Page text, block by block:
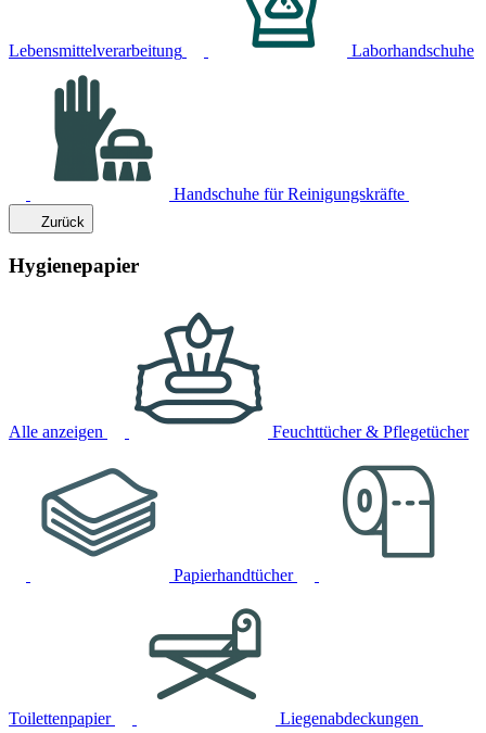
Lebensmittelverarbeitung Laborhandschuhe
Handschuhe für Reinigungskräfte
Zurück
Hygienepapier
Alle anzeigen Feuchttücher & Pflegetücher
Papierhandtücher
Toilettenpapier Liegenabdeckungen